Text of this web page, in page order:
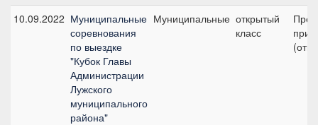
10.09.2022 Муниципальные
соревнования
по выездке
"Кубок Главы
Администрации
Лужского
муниципального
района"
Муниципальные открытый
класс